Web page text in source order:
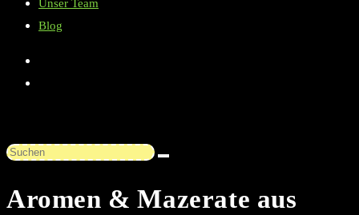
Unser Team
Blog
Diese
durchsuchen
Aromen & Mazerate aus